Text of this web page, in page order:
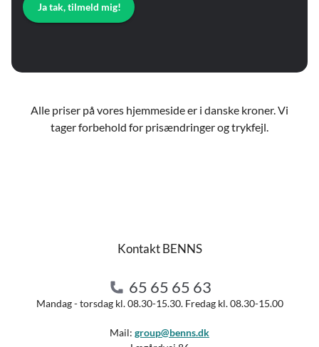
Ja tak, tilmeld mig!
Alle priser på vores hjemmeside er i danske kroner. Vi
tager forbehold for prisændringer og trykfejl.
Kontakt BENNS
65 65 65 63
Mandag - torsdag kl. 08.30-15.30. Fredag kl. 08.30-15.00
Mail: group@benns.dk